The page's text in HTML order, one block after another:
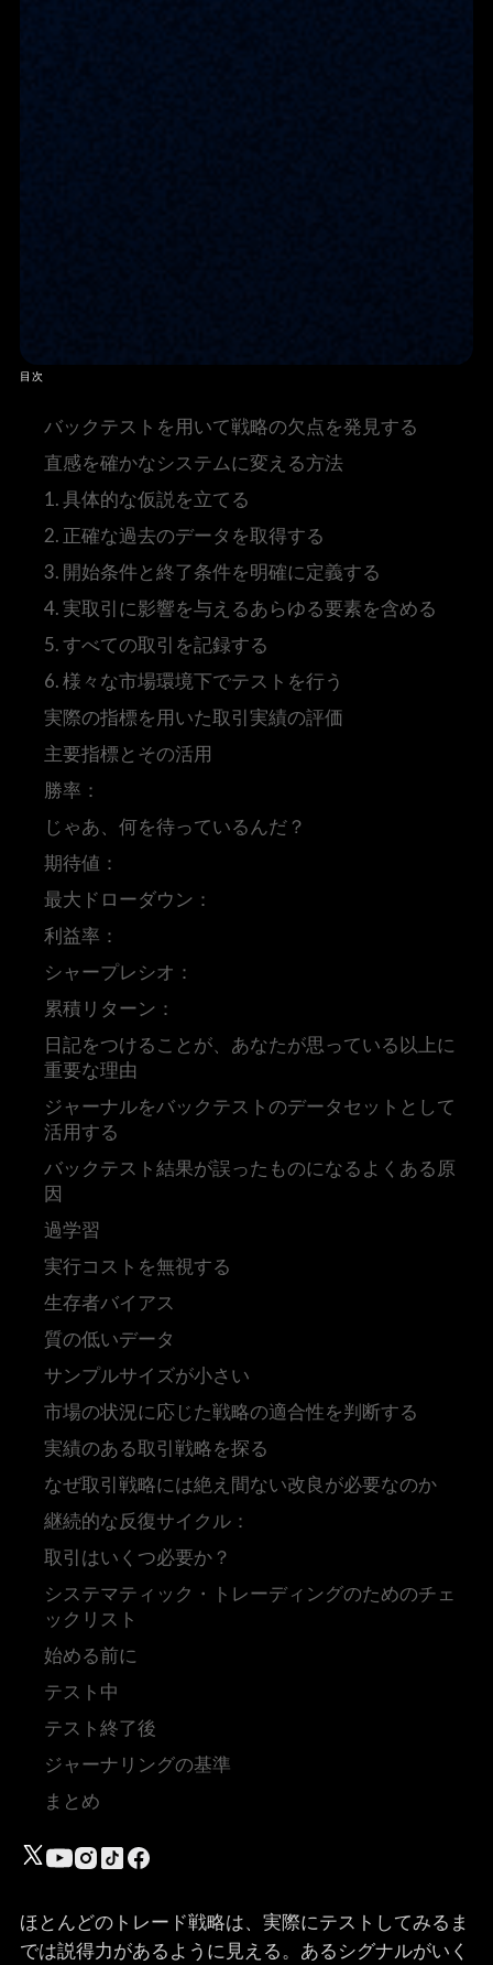
ほとんどのトレード戦略は、実際にテストしてみるま
では説得力があるように見える。あるシグナルがいく
目次
バックテストを用いて戦略の欠点を発見する
直感を確かなシステムに変える方法
1. 具体的な仮説を立てる
2. 正確な過去のデータを取得する
3. 開始条件と終了条件を明確に定義する
4. 実取引に影響を与えるあらゆる要素を含める
5. すべての取引を記録する
6. 様々な市場環境下でテストを行う
実際の指標を用いた取引実績の評価
主要指標とその活用
勝率：
じゃあ、何を待っているんだ？
期待値：
最大ドローダウン：
利益率：
シャープレシオ：
累積リターン：
日記をつけることが、あなたが思っている以上に
重要な理由
ジャーナルをバックテストのデータセットとして
活用する
バックテスト結果が誤ったものになるよくある原
因
過学習
実行コストを無視する
生存者バイアス
質の低いデータ
サンプルサイズが小さい
市場の状況に応じた戦略の適合性を判断する
実績のある取引戦略を探る
なぜ取引戦略には絶え間ない改良が必要なのか
継続的な反復サイクル：
取引はいくつ必要か？
システマティック・トレーディングのためのチェ
ックリスト
始める前に
テスト中
テスト終了後
ジャーナリングの基準
まとめ